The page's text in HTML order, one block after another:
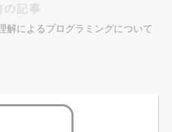
の記事
解によるプログラミングについて